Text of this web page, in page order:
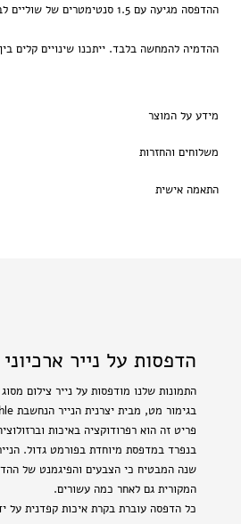
ההדפסה מגיעה עם 1.5 סנטימטרים של שוליים לבנים הנכללים בגודל ההדפסה
ההדמיה להמחשה בלבד. ייתכנו שינויים קלים
מידע על המוצר
משלוחים והחזרות
התאמה אישית
הדפסות על נייר ארכיוני
בגימור מט, מבית יצרנית הנייר הנחשבת Hahnemühle.
פריט זה הוא רפרודוקציה באיכות
שנה המבטיח כי הצבעים והפיגמנט של
המקורית גם לאחר כמה עשורים.
כל הדפסה עוברת בקרת איכות קפדנית על